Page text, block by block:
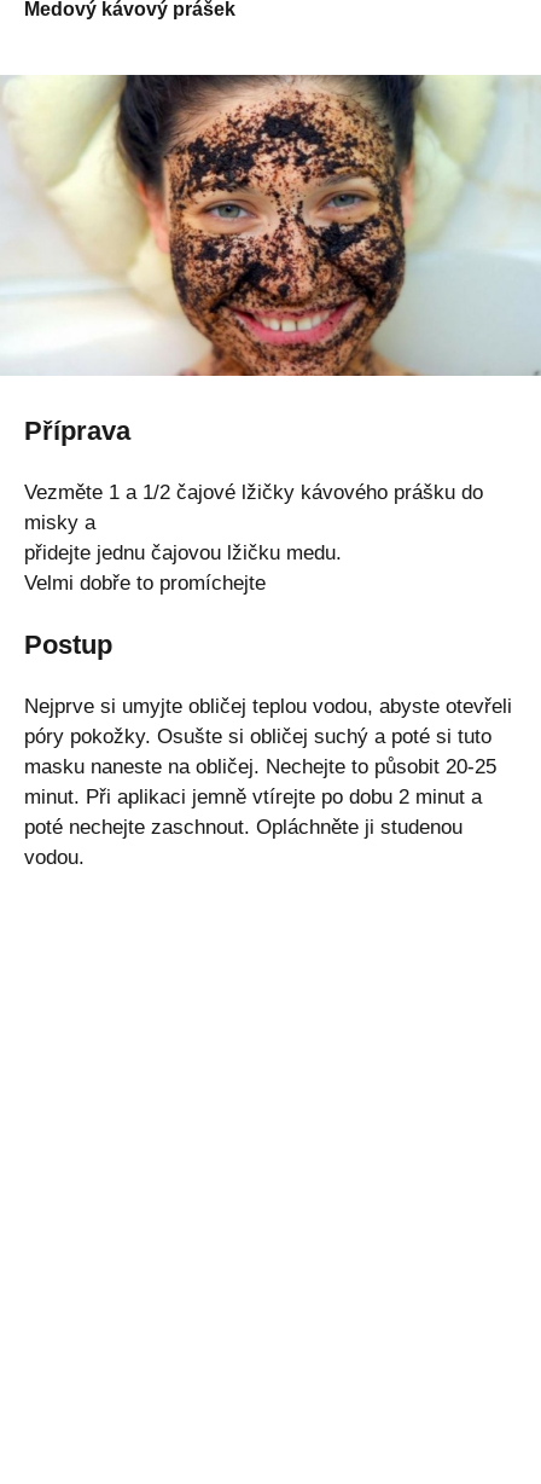
Medový kávový prášek
Příprava
Vezměte 1 a 1/2 čajové lžičky kávového prášku do
misky a
přidejte jednu čajovou lžičku medu.
Velmi dobře to promíchejte
Postup
Nejprve si umyjte obličej teplou vodou, abyste otevřeli
póry pokožky. Osušte si obličej suchý a poté si tuto
masku naneste na obličej. Nechejte to působit 20-25
minut. Při aplikaci jemně vtírejte po dobu 2 minut a
poté nechejte zaschnout. Opláchněte ji studenou
vodou.